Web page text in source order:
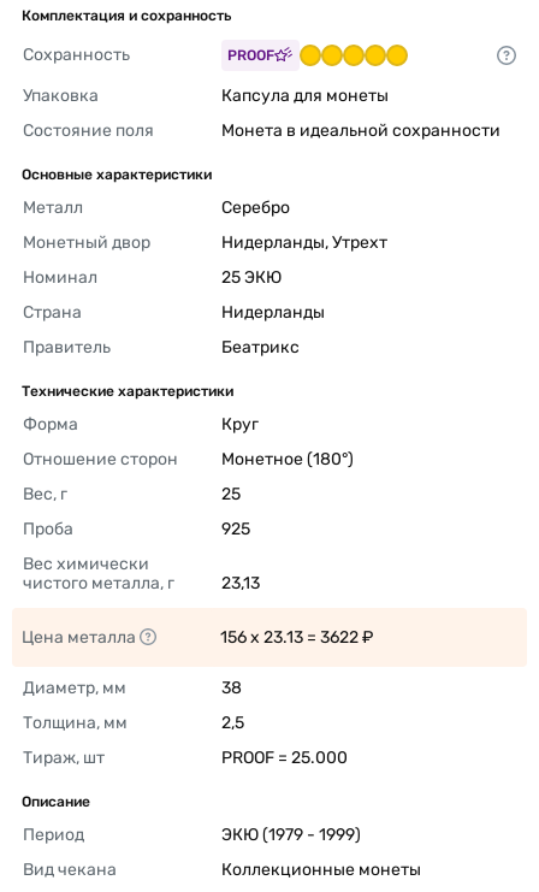
Комплектация и сохранность
Сохранность PROOF
Упаковка
Капсула для монеты
Состояние поля
Монета в идеальной сохранности
Основные характеристики
Металл
Серебро
Монетный двор
Нидерланды, Утрехт
Номинал
25 ЭКЮ
Страна
Нидерланды
Правитель
Беатрикс
Технические характеристики
Форма
Круг
Отношение сторон
Монетное (180°)
Вес, г
25
Проба
925
Вес химически
чистого металла, г
23,13
Цена металла 156 x 23.13 = 3622 ₽
Диаметр, мм
38
Толщина, мм
2,5
Тираж, шт
PROOF = 25.000
Описание
Период
ЭКЮ (1979 - 1999)
Вид чекана
Коллекционные монеты